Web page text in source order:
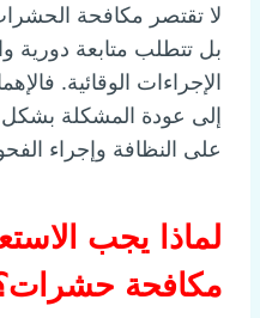
لا تقتصر مكافحة
بل تتطلب متابعة دورية
الإجراءات الوقائية.
إلى عودة المشكلة بشكل
على النظافة وإجراء
لماذا يجب
مكافحة